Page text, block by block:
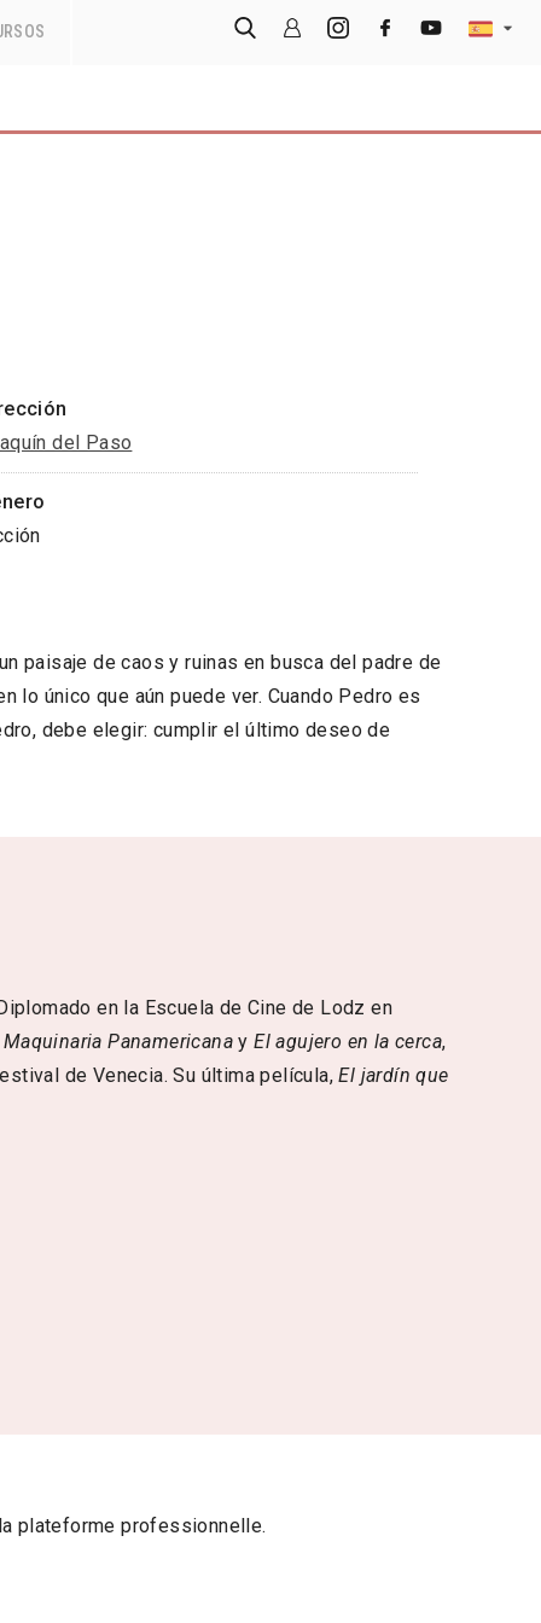
del Paso
paisaje de caos y ruinas en busca del padre de
lo único que aún puede ver. Cuando Pedro es
debe elegir: cumplir el último deseo de
en la Escuela de Cine de Lodz en
Maquinaria Panamericana yEl agujero en la cerca,
de Venecia. Su última película,El jardín que
plateforme professionnelle.